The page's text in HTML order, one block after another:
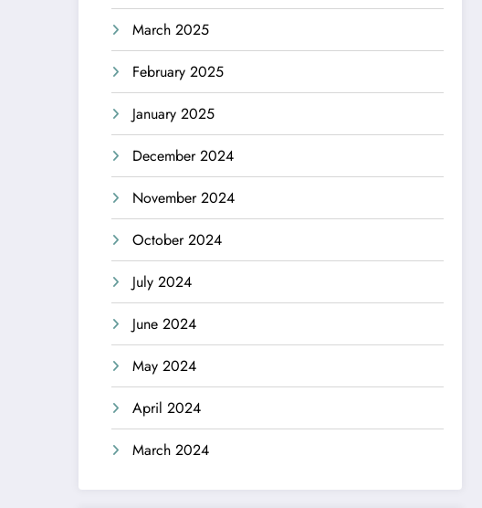
March 2025
February 2025
January 2025
December 2024
November 2024
October 2024
July 2024
June 2024
May 2024
April 2024
March 2024